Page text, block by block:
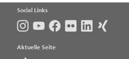
Social Links
Aktuelle Seite